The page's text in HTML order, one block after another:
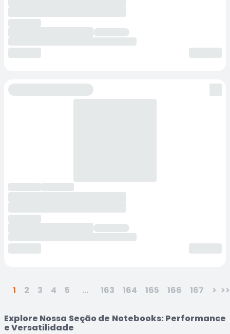
1 2 3 4 5 ... 163 164 165 166 167 > >>
Explore Nossa Seção de Notebooks: Performance
e Versatilidade